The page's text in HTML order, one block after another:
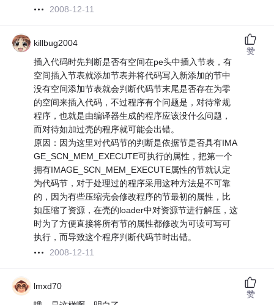
2008-12-11
killbug2004
插入代码时先判断是否有空间在pe头中插入节表，有
空间插入节表就添加节表并将代码写入新添加的节中
没有空间添加节表就会判断代码节末尾是否存在为零
的空间来插入代码，不过程序有个问题是，对待常规
程序，也就是由编译器生成的程序应该没什么问题，
而对待如加过壳的程序就可能会出错。
原因：因为这里对代码节的判断是依据节是否具有IMA
GE_SCN_MEM_EXECUTE可执行的属性，把第一个
拥有IMAGE_SCN_MEM_EXECUTE属性的节就认定
为代码节，对于处理过的程序采用这种方法是不可靠
的，因为有些压缩壳会修改程序的节最初的属性，比
如压缩了资源，在壳的loader中对资源节进行解压，这
时为了方便直接将所有节的属性都修改为可读可写可
执行，而导致这个程序判断代码节时出错。
2008-12-11
赞
lmxd70
赞